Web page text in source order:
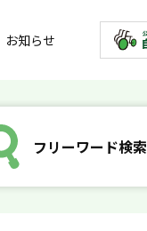
お知らせ
フリーワード検索